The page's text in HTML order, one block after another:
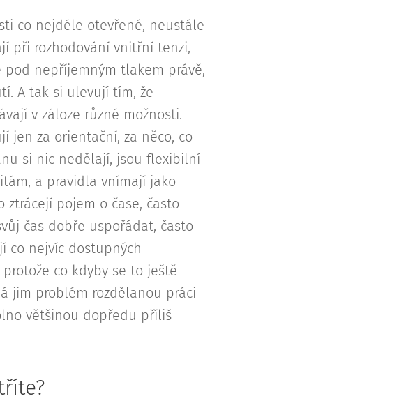
co nejdéle otevřené, neustále
při rozhodování vnitřní tenzi,
nepříjemným tlakem právě,
A tak si ulevují tím, že
v záloze různé možnosti.
jen za orientační, za něco, co
si nic nedělají, jsou flexibilní
a pravidla vnímají jako
pojem o čase, často
čas dobře uspořádat, často
co nejvíc dostupných
co kdyby se to ještě
jim problém rozdělanou práci
většinou dopředu příliš